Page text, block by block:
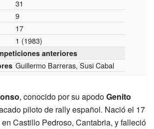
31
9
17
1 (1983)
anteriores
Guillermo Barreras, Susi Cabal
, conocido por su apodoGenito
piloto de rally español. Nació el 17
Castillo Pedroso, Cantabria, y falleció